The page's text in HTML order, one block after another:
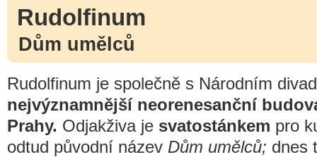
Rudolfinum
Dům umělců
Rudolfinum je společně s Národním
nejvýznamnější neorenesanční
Prahy. Odjakživa je svatostánkem pro
odtud původní název Dům umělců; dnes